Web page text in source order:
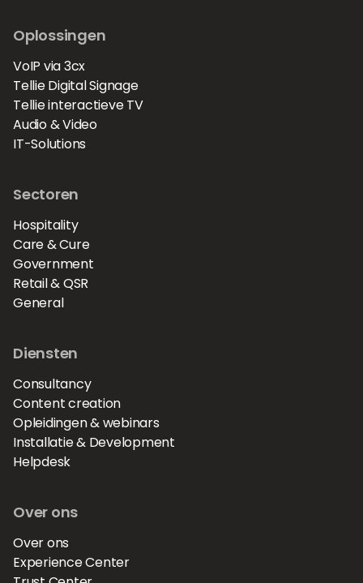
Oplossingen
VoIP via 3cx
Tellie Digital Signage
Tellie interactieve TV
Audio & Video
IT-Solutions
Sectoren
Hospitality
Care & Cure
Government
Retail & QSR
General
Diensten
Consultancy
Content creation
Opleidingen & webinars
Installatie & Development
Helpdesk
Over ons
Over ons
Experience Center